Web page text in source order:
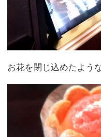
お花を閉じ込めたよう